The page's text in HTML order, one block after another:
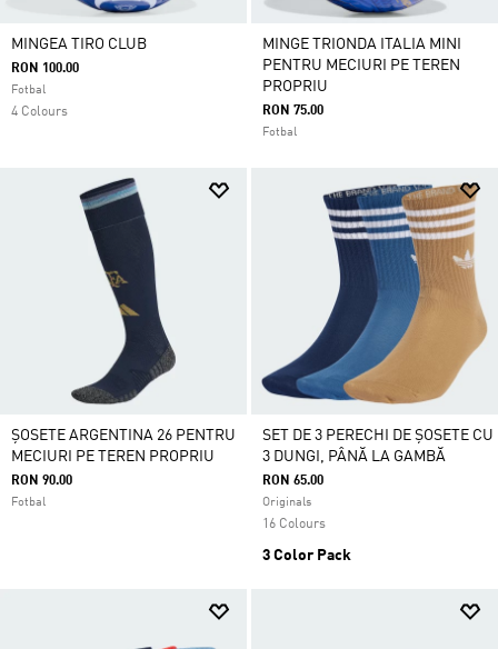
MINGEA TIRO CLUB
RON 100.00
Fotbal
4 Colours
MINGE TRIONDA ITALIA MINI
PENTRU MECIURI PE TEREN
PROPRIU
RON 75.00
Fotbal
ȘOSETE ARGENTINA 26 PENTRU
MECIURI PE TEREN PROPRIU
RON 90.00
Fotbal
SET DE 3 PERECHI DE ȘOSETE CU
3 DUNGI, PÂNĂ LA GAMBĂ
RON 65.00
Originals
16 Colours
3 Color Pack